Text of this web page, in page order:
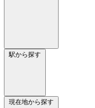
駅から探す
現在地から探す